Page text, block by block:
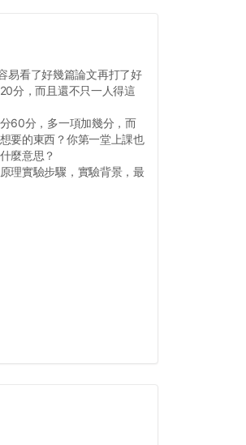
易看了好幾篇論文再打了好
分，而且還不只一人得這
60分，多一項加幾分，而
要的東西？你第一堂上課也
麼意思？
理實驗步驟，實驗背景，最